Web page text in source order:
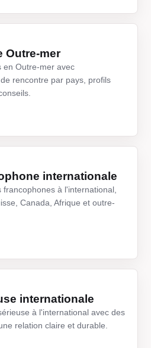
Outre-mer
en Outre-mer avec
rencontre par pays, profils
internationale
francophones à l'international,
Canada, Afrique et outre-
internationale
à l'international avec des
relation claire et durable.